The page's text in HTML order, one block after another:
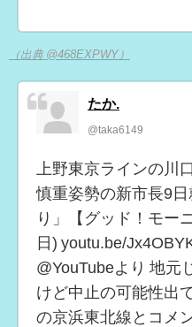
（出典 @468EXPWY）
たか.
@taka6149
上野東京ラインの
慎重姿勢の新市長9
り」【グッド！モー
日) youtu.be/
@YouTubeより 地元
けど中止の可能性出
の京浜東北線とコメ